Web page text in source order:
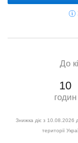
До
10
годин
Знижка діє з 10.08.2026
території